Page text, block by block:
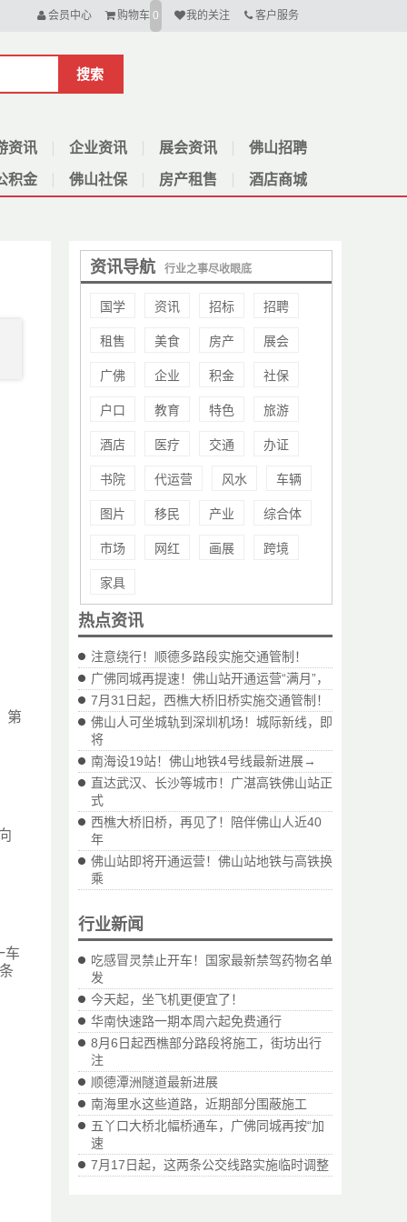
会员中心 购物车 0 我的关注 客户服务
搜索
资讯 企业资讯 展会资讯 佛山招聘
积金 佛山社保 房产租售 酒店商城
资讯导航 行业之事尽收眼底
国学 资讯 招标 招聘
租售 美食 房产 展会
广佛 企业 积金 社保
户口 教育 特色 旅游
酒店 医疗 交通 办证
书院 代运营 风水 车辆
图片 移民 产业 综合体
市场 网红 画展 跨境
家具
热点资讯
注意绕行！顺德多路段实施交通管制！
广佛同城再提速！佛山站开通运营“满月”，
7月31日起，西樵大桥旧桥实施交通管制！
佛山人可坐城轨到深圳机场！城际新线，即
将
南海设19站！佛山地铁4号线最新进展→
直达武汉、长沙等城市！广湛高铁佛山站正
式
西樵大桥旧桥，再见了！陪伴佛山人近40
年
佛山站即将开通运营！佛山站地铁与高铁换
乘
行业新闻
吃感冒灵禁止开车！国家最新禁驾药物名单
发
今天起，坐飞机更便宜了！
华南快速路一期本周六起免费通行
8月6日起西樵部分路段将施工，街坊出行
注
顺德潭洲隧道最新进展
南海里水这些道路，近期部分围蔽施工
五丫口大桥北幅桥通车，广佛同城再按“加
速
7月17日起，这两条公交线路实施临时调整
第
车